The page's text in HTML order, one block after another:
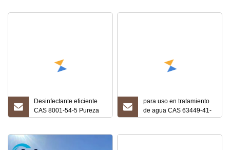
Desinfectante eficiente
CAS 8001-54-5 Pureza
alta del cloruro de
para uso en tratamiento
de agua CAS 63449-41-
2/8001-54-5 50% 80%